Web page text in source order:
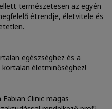
természetesen az egyén
étrendje, életvitele és
egészséghez és a
életminőséghez!
Clinic magas